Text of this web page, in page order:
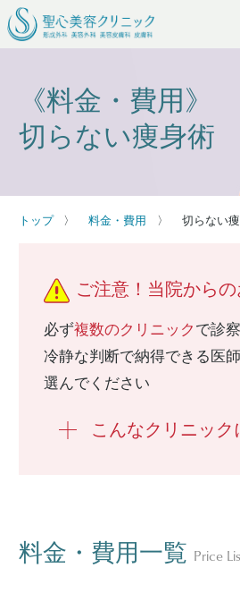
《料金・費用》
切らない痩身術
トップ 料金・費用 切らない
ご注意！当院から
必ず複数のクリニック で診
冷静な判断で納得できる医
選んでください
こんなクリニック
料金・費用一覧 Price